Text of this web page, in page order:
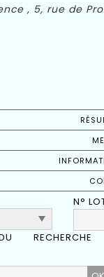
, 5, rue de
N°
RECHERCHE